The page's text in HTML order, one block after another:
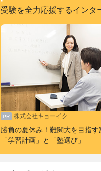
受験を全力応援するインタ
株式会社キョーイク
勝負の夏休み！難関大を目指す
「学習計画」と「塾選び」